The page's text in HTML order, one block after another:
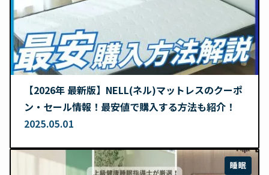
【2026年 最新版】NELL(ネル)マットレスのクーポ
ン・セール情報！最安値で購入する方法も紹介！
2025.05.01
睡眠